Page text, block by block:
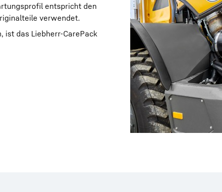
entspricht den
verwendet.
ist das Liebherr-CarePack